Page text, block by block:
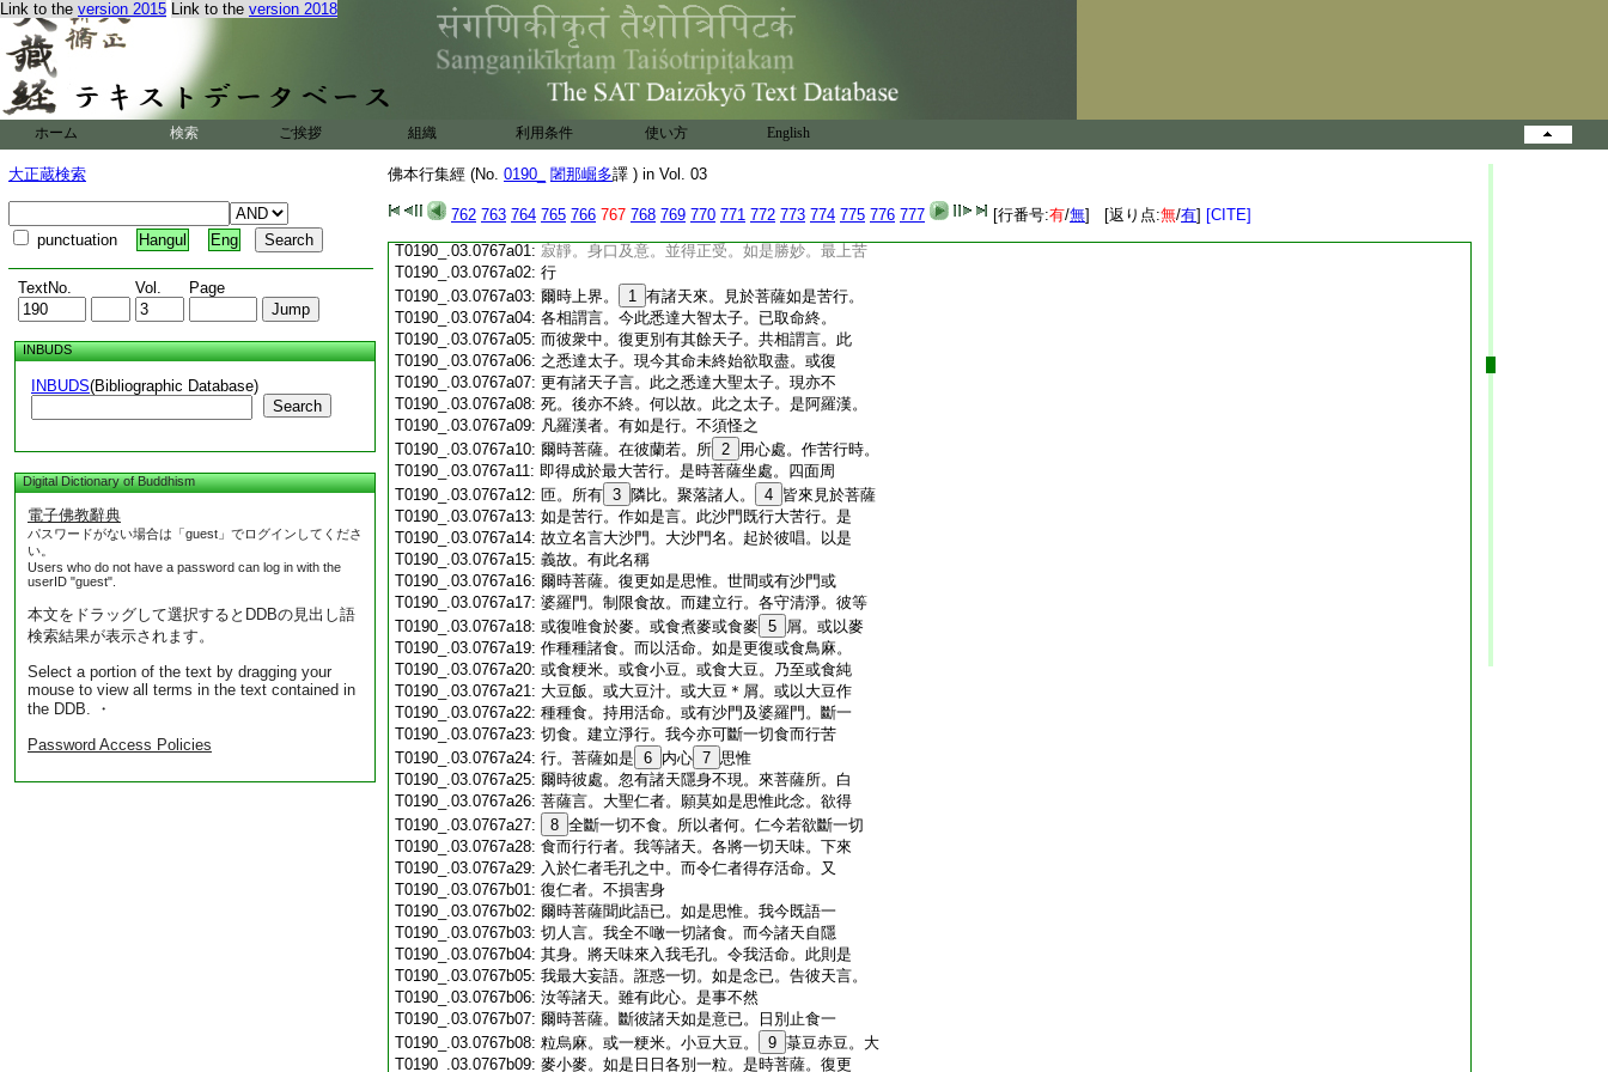
Link to the version 2015 Link to the version 2018
ホーム 検索 ご挨拶 組織 利用条件 使い方 English
大正蔵検索
punctuation Hangul Eng
TextNo. Vol. Page
INBUDS
INBUDS(Bibliographic Database)
Search
Digital Dictionary of Buddhism
電子佛教辭典
パスワードがない場合は「guest」でログインしてくださ
い。
Users who do not have a password can log in with the
userID "guest".
本文をドラッグして選択するとDDBの見出し語
検索結果が表示されます。
Select a portion of the text by dragging your
mouse to view all terms in the text contained in
the DDB. ・
Password Access Policies
佛本行集經 (No. 0190_ 闍那崛多譯 ) in Vol. 03
762 763 764 765 766 767 768 769 770 771 772 773 774 775 776 777 [行番号:有/無] [返り点:無/有] [CITE]
T0190_.03.0766c19:解殺牛。而彼屠等。或執利劍。或捉利刀。而破
T0190_.03.0766c20: 牛肚。或復破肋 17 如是如是。菩薩乃至内風強
T0190_.03.0766c21:故。兩肋間轉穿破之聲。亦復如是。思惟是已。
T0190_.03.0766c22:
乃至更發精進之心。最勝苦行。我今還入不
動三昧
爾時菩薩。從口鼻耳閉氣不出。内風強故。
T0190_.03.0766c25:令身熱惱。譬如最大二壯力士。取一弱人。
T0190_.03.0766c26:
各執一臂。將其向彼大火聚上。或
T0190_.03.0766c27:如是如是。菩薩以内氣不出故。身受熱惱。
T0190_.03.0766c28: 亦復如是。思惟是已。乃至更發精進之心。一
T0190_.03.0767a01: 寂靜。身口及意。並得正受。如是勝妙。最上苦
T0190_.03.0767a02: 行
T0190_.03.0767a03: 爾時上界。 1 有諸天來。見於菩薩如是苦行。
T0190_.03.0767a04: 各相謂言。今此悉達大智太子。已取命終。
T0190_.03.0767a05: 而彼衆中。復更別有其餘天子。共相謂言。此
T0190_.03.0767a06: 之悉達太子。現今其命未終始欲取盡。或復
T0190_.03.0767a07: 更有諸天子言。此之悉達大聖太子。現亦不
T0190_.03.0767a08: 死。後亦不終。何以故。此之太子。是阿羅漢。
T0190_.03.0767a09: 凡羅漢者。有如是行。不須怪之
T0190_.03.0767a10: 爾時菩薩。在彼蘭若。所 2 用心處。作苦行時。
T0190_.03.0767a11: 即得成於最大苦行。是時菩薩坐處。四面周
T0190_.03.0767a12: 匝。所有 3 隣比。聚落諸人。 4 皆來見於菩薩
T0190_.03.0767a13: 如是苦行。作如是言。此沙門既行大苦行。是
T0190_.03.0767a14: 故立名言大沙門。大沙門名。起於彼唱。以是
T0190_.03.0767a15: 義故。有此名稱
T0190_.03.0767a16: 爾時菩薩。復更如是思惟。世間或有沙門或
T0190_.03.0767a17: 婆羅門。制限食故。而建立行。各守清淨。彼等
T0190_.03.0767a18: 或復唯食於麥。或食煮麥或食麥 5 屑。或以麥
T0190_.03.0767a19: 作種種諸食。而以活命。如是更復或食鳥麻。
T0190_.03.0767a20: 或食粳米。或食小豆。或食大豆。乃至或食純
T0190_.03.0767a21: 大豆飯。或大豆汁。或大豆＊屑。或以大豆作
T0190_.03.0767a22: 種種食。持用活命。或有沙門及婆羅門。斷一
T0190_.03.0767a23: 切食。建立淨行。我今亦可斷一切食而行苦
T0190_.03.0767a24: 行。菩薩如是 6 内心 7 思惟
T0190_.03.0767a25: 爾時彼處。忽有諸天隱身不現。來菩薩所。白
T0190_.03.0767a26: 菩薩言。大聖仁者。願莫如是思惟此念。欲得
T0190_.03.0767a27:
8 全斷一切不食。所以者何。仁今若欲斷一切
T0190_.03.0767a28: 食而行行者。我等諸天。各將一切天味。下來
T0190_.03.0767a29: 入於仁者毛孔之中。而令仁者得存活命。又
T0190_.03.0767b01: 復仁者。不損害身
T0190_.03.0767b02: 爾時菩薩聞此語已。如是思惟。我今既語一
T0190_.03.0767b03: 切人言。我全不噉一切諸食。而今諸天自隱
T0190_.03.0767b04: 其身。將天味來入我毛孔。令我活命。此則是
T0190_.03.0767b05: 我最大妄語。誑惑一切。如是念已。告彼天言。
T0190_.03.0767b06: 汝等諸天。雖有此心。是事不然
T0190_.03.0767b07: 爾時菩薩。斷彼諸天如是意已。日別止食一
T0190_.03.0767b08: 粒烏麻。或一粳米。小豆大豆。 9 菉豆赤豆。大
T0190_.03.0767b09: 麥小麥。如是日日各別一粒。是時菩薩。復更